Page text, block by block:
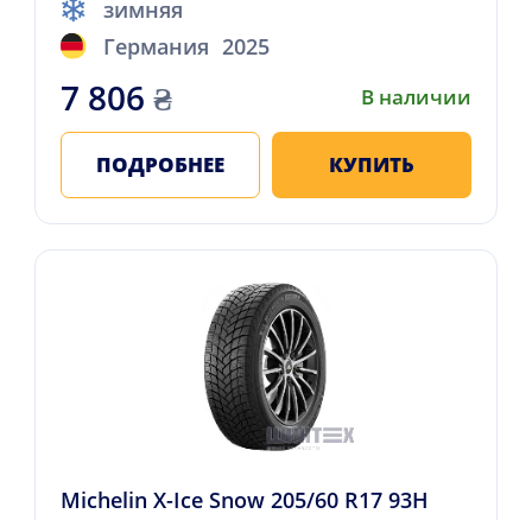
зимняя
Германия 2025
7 806 ₴ В наличии
ПОДРОБНЕЕ КУПИТЬ
Michelin X-Ice Snow 205/60 R17 93H